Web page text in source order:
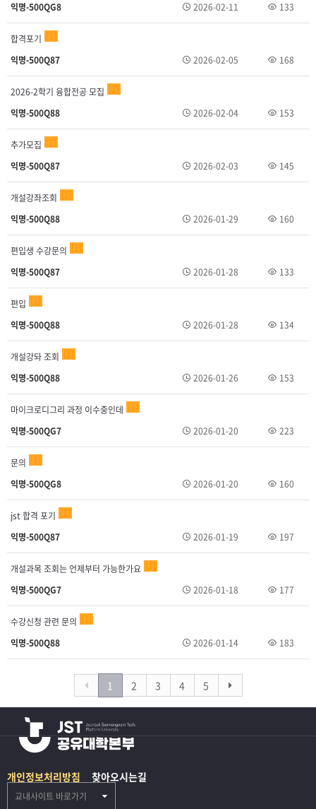
익명-500QG8
2026-02-11 133
1
합격포기
익명-500Q87
2026-02-05 168
1
2026-2학기 융합전공 모집
익명-500Q88
2026-02-04 153
1
추가모집
익명-500Q87
2026-02-03 145
1
개설강좌조회
익명-500Q88
2026-01-29 160
1
편입생 수강문의
익명-500Q87
2026-01-28 133
1
편입
익명-500Q88
2026-01-28 134
1
개설강돠 조회
익명-500Q88
2026-01-26 153
1
마이크로디그리 과정 이수중인데
익명-500QG7
2026-01-20 223
3
문의
익명-500QG8
2026-01-20 160
1
jst 합격 포기
익명-500Q87
2026-01-19 197
1
개설과목 조회는 언제부터 가능한가요
익명-500QG7
2026-01-18 177
1
수강신청 관련 문의
익명-500Q88
2026-01-14 183
1 2 3 4 5
개인정보처리방침 찾아오시는길
교내사이트 바로가기